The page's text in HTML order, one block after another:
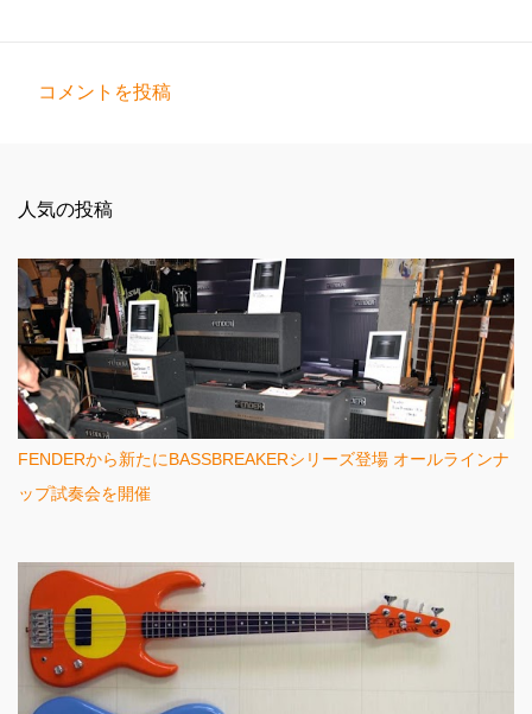
ト
コメントを投稿
人気の投稿
FENDERから新たにBASSBREAKERシリーズ登場 オールラインナ
ップ試奏会を開催